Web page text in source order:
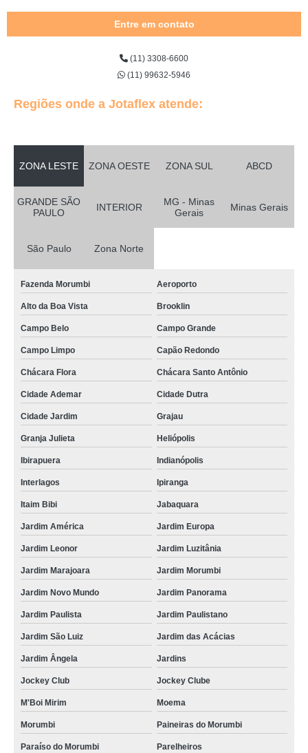
Entre em contato
(11) 3308-6600
(11) 99632-5946
Regiões onde a Jotaflex atende:
ZONA LESTE ZONA OESTE ZONA SUL ABCD
GRANDE SÃO
PAULO
INTERIOR
MG - Minas
Gerais
Minas Gerais
São Paulo Zona Norte
Fazenda Morumbi Aeroporto
Alto da Boa Vista Brooklin
Campo Belo Campo Grande
Campo Limpo Capão Redondo
Chácara Flora Chácara Santo Antônio
Cidade Ademar Cidade Dutra
Cidade Jardim Grajau
Granja Julieta Heliópolis
Ibirapuera Indianópolis
Interlagos Ipiranga
Itaim Bibi Jabaquara
Jardim América Jardim Europa
Jardim Leonor Jardim Luzitânia
Jardim Marajoara Jardim Morumbi
Jardim Novo Mundo Jardim Panorama
Jardim Paulista Jardim Paulistano
Jardim São Luiz Jardim das Acácias
Jardim Ângela Jardins
Jockey Club Jockey Clube
M'Boi Mirim Moema
Morumbi Paineiras do Morumbi
Paraíso do Morumbi Parelheiros